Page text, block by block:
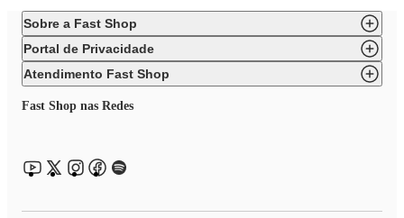
Sobre a Fast Shop
Portal de Privacidade
Atendimento Fast Shop
Fast Shop nas Redes